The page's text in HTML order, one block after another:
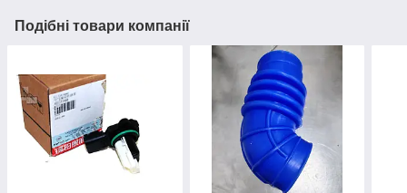
Подібні товари компанії